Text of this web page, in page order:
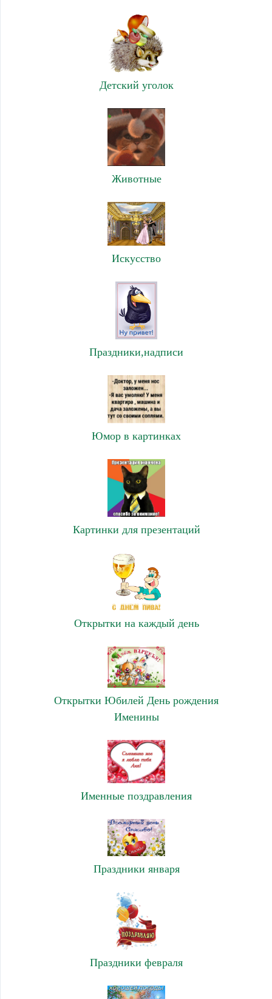
Детский уголок
Животные
Искусство
Праздники,надписи
Юмор в картинках
Картинки для презентаций
Открытки на каждый день
Открытки Юбилей День рождения
Именины
Именные поздравления
Праздники января
Праздники февраля